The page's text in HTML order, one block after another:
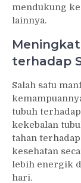
mendukung
lainnya.
terhadap
Salah satu
tubuh
kekebalan
tahan
kesehatan
lebih energik
hari.